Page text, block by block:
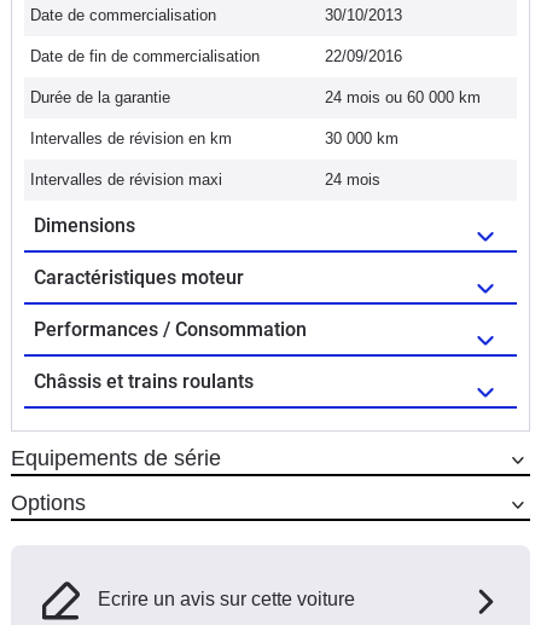
Date de commercialisation 30/10/2013
Date de fin de commercialisation 22/09/2016
Durée de la garantie 24 mois ou 60 000 km
Intervalles de révision en km 30 000 km
Intervalles de révision maxi 24 mois
Dimensions
Caractéristiques moteur
Performances / Consommation
Châssis et trains roulants
Equipements de série
Options
Ecrire un avis sur cette voiture